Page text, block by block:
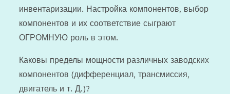
инвентаризации. Настройка компонентов, выбор
компонентов и их соответствие сыграют
ОГРОМНУЮ роль в этом.
Каковы пределы мощности различных заводских
компонентов (дифференциал, трансмиссия,
двигатель и т. Д.)?